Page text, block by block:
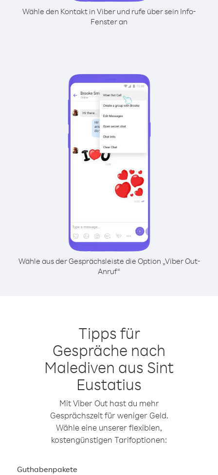
Wähle den Kontakt in Viber und rufe über sein Info-
Fenster an
Wähle aus der Gesprächsleiste die Option „Viber Out-
Anruf“
Tipps für
Gespräche nach
Malediven aus Sint
Eustatius
Mit Viber Out hast du mehr
Gesprächszeit für weniger Geld.
Wähle eine unserer flexiblen,
kostengünstigen Tarifoptionen:
Guthabenpakete